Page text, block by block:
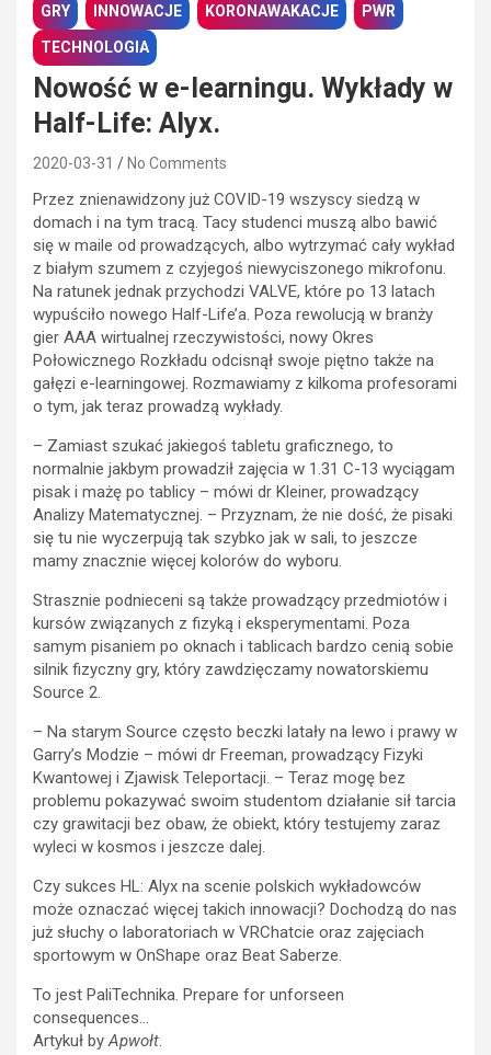
GRY INNOWACJE KORONAWAKACJE PWR
TECHNOLOGIA
Nowość w e-learningu. Wykłady w
Half-Life: Alyx.
2020-03-31 No Comments
Przez znienawidzony już COVID-19 wszyscy siedzą w
domach i na tym tracą. Tacy studenci muszą albo bawić
się w maile od prowadzących, albo wytrzymać cały wykład
z białym szumem z czyjegoś niewyciszonego mikrofonu.
Na ratunek jednak przychodzi VALVE, które po 13 latach
wypuściło nowego Half-Life’a. Poza rewolucją w branży
gier AAA wirtualnej rzeczywistości, nowy Okres
Połowicznego Rozkładu odcisnął swoje piętno także na
gałęzi e-learningowej. Rozmawiamy z kilkoma profesorami
o tym, jak teraz prowadzą wykłady.
– Zamiast szukać jakiegoś tabletu graficznego, to
normalnie jakbym prowadził zajęcia w 1.31 C-13 wyciągam
pisak i mażę po tablicy – mówi dr Kleiner, prowadzący
Analizy Matematycznej. – Przyznam, że nie dość, że pisaki
się tu nie wyczerpują tak szybko jak w sali, to jeszcze
mamy znacznie więcej kolorów do wyboru.
Strasznie podnieceni są także prowadzący przedmiotów i
kursów związanych z fizyką i eksperymentami. Poza
samym pisaniem po oknach i tablicach bardzo cenią sobie
silnik fizyczny gry, który zawdzięczamy nowatorskiemu
Source 2.
– Na starym Source często beczki latały na lewo i prawy w
Garry’s Modzie – mówi dr Freeman, prowadzący Fizyki
Kwantowej i Zjawisk Teleportacji. – Teraz mogę bez
problemu pokazywać swoim studentom działanie sił tarcia
czy grawitacji bez obaw, że obiekt, który testujemy zaraz
wyleci w kosmos i jeszcze dalej.
Czy sukces HL: Alyx na scenie polskich wykładowców
może oznaczać więcej takich innowacji? Dochodzą do nas
już słuchy o laboratoriach w VRChatcie oraz zajęciach
sportowym w OnShape oraz Beat Saberze.
To jest PaliTechnika. Prepare for unforseen
consequences…
Artykuł byApwołt.